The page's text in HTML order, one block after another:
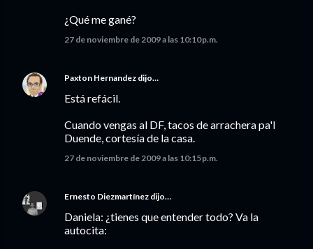
¿Qué me gané?
27 de noviembre de 2009 a las 10:10 p.m.
Paxton Hernandez dijo…
Está refácil.
Cuando vengas al DF, tacos de arrachera pa'l
Duende, cortesía de la casa.
27 de noviembre de 2009 a las 10:15 p.m.
Ernesto Diezmartínez dijo…
Daniela: ¿tienes que entender todo? Va la
autocita: